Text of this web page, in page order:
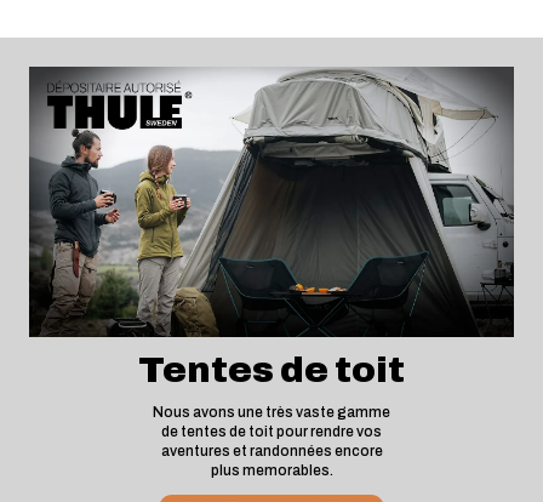
Tentes de toit
Nous avons une très vaste gamme
de tentes de toit pour rendre vos
aventures et randonnées encore
plus memorables.